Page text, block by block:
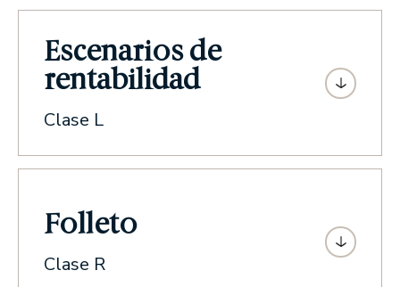
Escenarios de
rentabilidad
Clase L
Folleto
Clase R